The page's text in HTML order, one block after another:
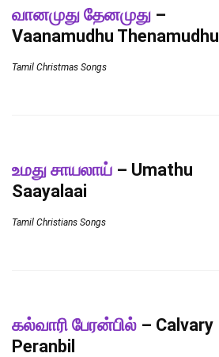
வானமுது தேனமுது –
Vaanamudhu Thenamudhu
Tamil Christmas Songs
உமது சாயலாய் – Umathu
Saayalaai
Tamil Christians Songs
கல்வாரி பேரன்பில் – Calvary
Peranbil